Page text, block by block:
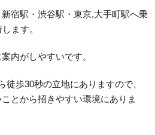
宿駅・渋谷駅・東京,大手町駅へ乗
ます。
内がしやすいです。
徒歩30秒の立地にありますので、
とから招きやすい環境にありま